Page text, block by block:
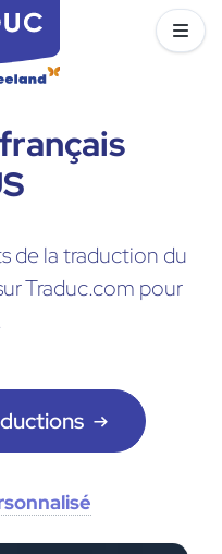
de la traduction du
Traduc.com pour